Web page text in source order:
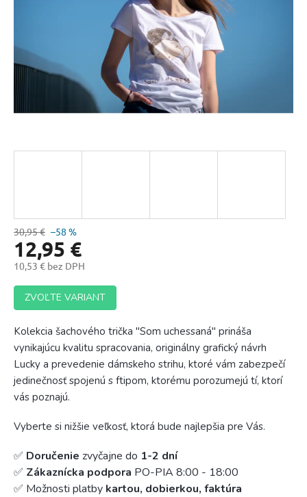
30,95 € –58 %
12,95 €
10,53 € bez DPH
Jednotková
cena:
ZVOĽTE VARIANT
Kolekcia šachového trička "Som uchessaná" prináša
vynikajúcu kvalitu spracovania, originálny grafický návrh
Lucky a prevedenie dámskeho strihu, ktoré vám zabezpečí
jedinečnosť spojenú s ftipom, ktorému porozumejú tí, ktorí
vás poznajú.
Vyberte si nižšie veľkosť, ktorá bude najlepšia pre Vás.
✅ Doručenie zvyčajne do 1-2 dní
✅ Zákaznícka podpora PO-PIA 8:00 - 18:00
✅ Možnosti platby kartou, dobierkou, faktúra